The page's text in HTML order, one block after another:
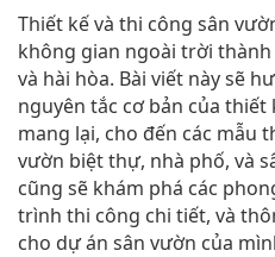
Thiết kế và thi công sân
không gian ngoài trời
và hài hòa. Bài viết này sẽ
nguyên tắc cơ bản của
mang lại, cho đến các mẫu
vườn biệt thự, nhà phố, và
cũng sẽ khám phá các
trình thi công chi tiết, và
cho dự án sân vườn của